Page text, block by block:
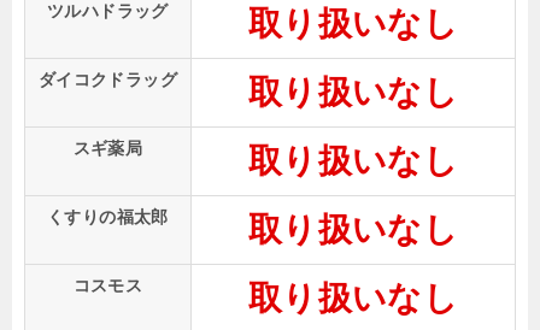
ツルハドラッグ 取り扱いなし
ダイコクドラッグ 取り扱いなし
スギ薬局 取り扱いなし
くすりの福太郎 取り扱いなし
コスモス 取り扱いなし